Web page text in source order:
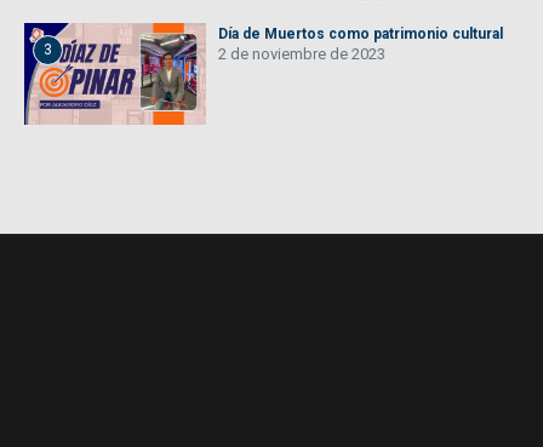
3
Día de Muertos como patrimonio cultural
2 de noviembre de 2023